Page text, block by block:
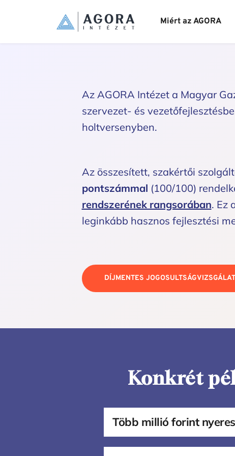
Miért az AGORA
Az AGORA Intézet a Magyar
szervezet- és
holtversenyben.
Az összesített, szakértői
pontszámmal (100/100)
rendszerének rangsorában. Ez
leginkább hasznos fejlesztési
DÍJMENTES JOGOSULTSÁGVIZSGÁLAT
Konkrét
Több millió forint
Minta Kft.-nek 48